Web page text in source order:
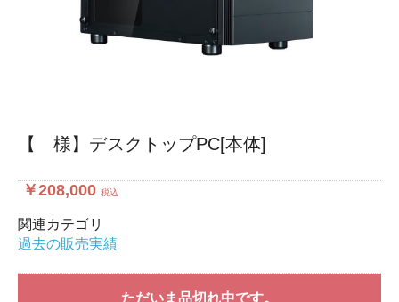
【 様】デスクトップPC[本体]
￥208,000 税込
関連カテゴリ
過去の販売実績
ただいま品切れ中です。